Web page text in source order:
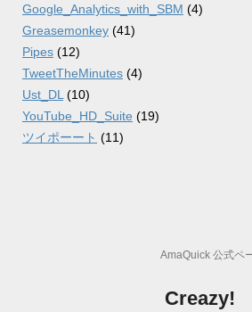
Google_Analytics_with_SBM (4)
Greasemonkey (41)
Pipes (12)
TweetTheMinutes (4)
Ust_DL (10)
YouTube_HD_Suite (19)
ツイポーート (11)
AmaQuick 公式ペ
Creazy!